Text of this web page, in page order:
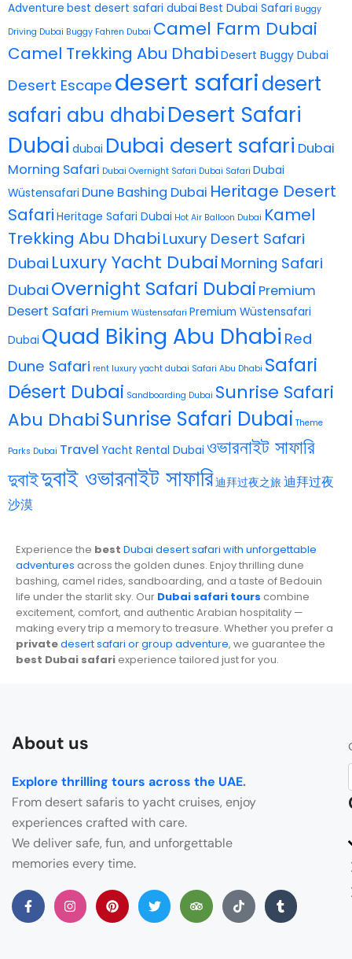
Adventure best desert safari dubai Best Dubai Safari Buggy
Driving Dubai Buggy Fahren Dubai Camel Farm Dubai
Camel Trekking Abu Dhabi Desert Buggy Dubai
Desert Escape desert safaridesert
safari abu dhabiDesert Safari
Dubai dubai Dubai desert safari Dubai
Morning Safari Dubai Overnight Safari Dubai Safari Dubai
Wüstensafari Dune Bashing Dubai Heritage Desert
Safari Heritage Safari Dubai Hot Air Balloon Dubai Kamel
Trekking Abu Dhabi Luxury Desert Safari
Dubai Luxury Yacht Dubai Morning Safari
Dubai Overnight Safari Dubai Premium
Desert Safari Premium Wüstensafari Premium Wüstensafari
Dubai Quad Biking Abu Dhabi Red
Dune Safari rent luxury yacht dubai Safari Abu Dhabi Safari
Désert Dubai Sandboarding Dubai Sunrise Safari
Abu DhabiSunrise Safari Dubai Theme
Parks Dubai Travel Yacht Rental Dubai ওভারনাইট সাফারি
দুবাইদুবাই ওভারনাইট সাফারি迪拜过夜之旅迪拜过夜
沙漠
Experience the best Dubai desert safari with unforgettable
adventures across the golden dunes. Enjoy thrilling dune
bashing, camel rides, sandboarding, and a taste of Bedouin
life under the starlit sky. Our Dubai safari tours combine
excitement, comfort, and authentic Arabian hospitality —
making every trip a memory to treasure. Whether you prefer a
privatedesert safari or group adventure, we guarantee the
best Dubai safari experience tailored just for you.
About us
Explore thrilling tours across the UAE.
From desert safaris to yacht cruises, enjoy
experiences crafted with care.
We deliver safe, fun, and unforgettable
memories every time.